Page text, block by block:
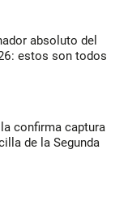
absoluto del
estos son todos
confirma captura
de la Segunda